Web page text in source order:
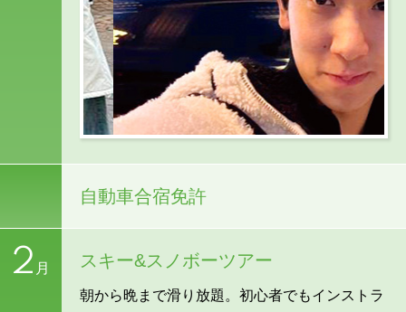
自動車合宿免許
2 月 スキー&スノボーツアー
朝から晩まで滑り放題。初心者でもインストラ